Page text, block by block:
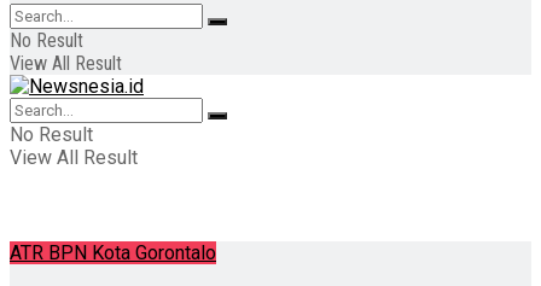
No Result
View All Result
No Result
View All Result
ATR BPN Kota Gorontalo